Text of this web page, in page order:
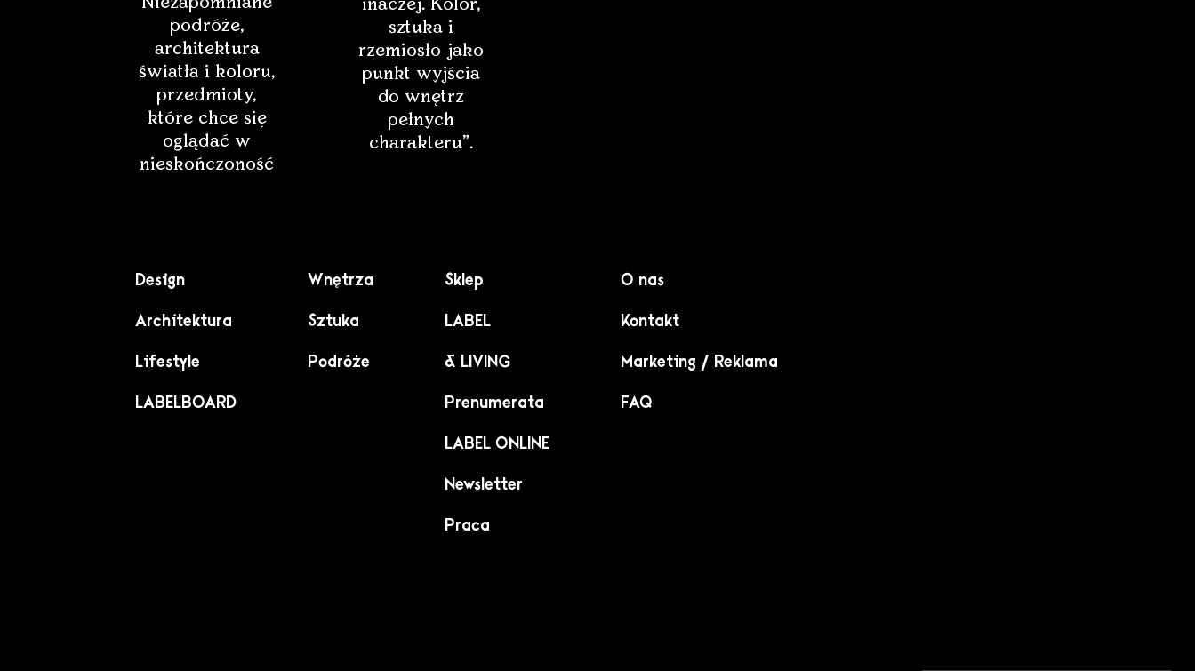
podróże,
architektura
światła i koloru,
przedmioty,
które chce się
oglądać w
nieskończoność
inaczej. Kolor,
sztuka i
rzemiosło jako
punkt wyjścia
do wnętrz
pełnych
charakteru”.
Design Wnętrza
Architektura Sztuka
Lifestyle Podróże
LABELBOARD
Sklep
LABEL
& LIVING
Prenumerata
LABEL ONLINE
Newsletter
Praca
O nas
Kontakt
Marketing / Reklama
FAQ